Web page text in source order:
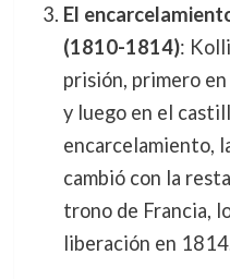
El
(1810-1814):
prisión, primero
y luego en el
encarcelamiento,
cambió con la
trono de Francia,
liberación en